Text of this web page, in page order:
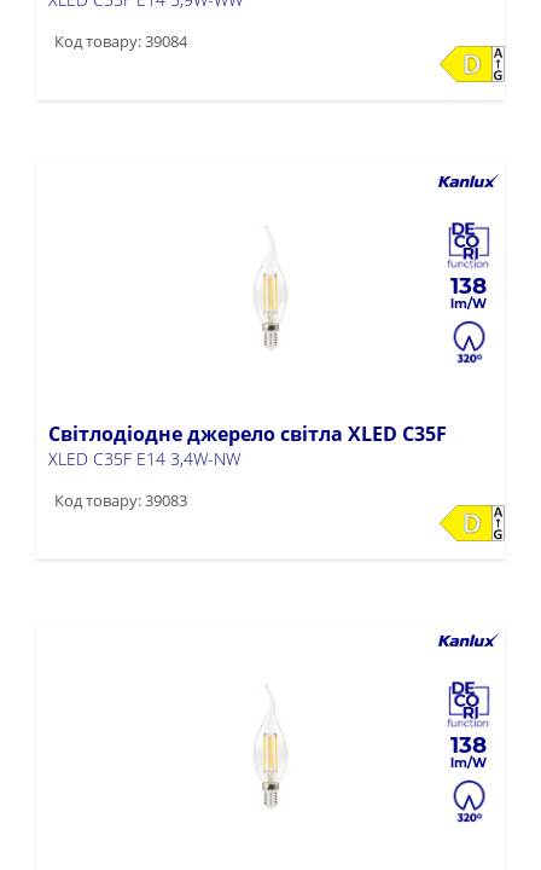
Код товару: 39084
138
Світлодіодне джерело світла XLED C35F
XLED C35F E14 3,4W-NW
Код товару: 39083
138